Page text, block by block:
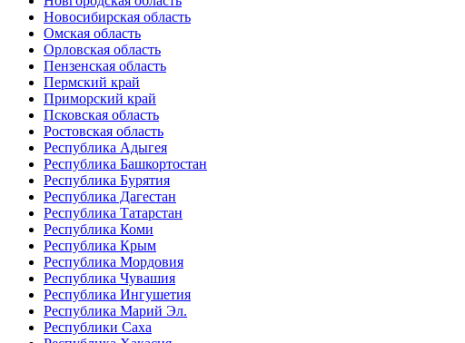
Новосибирская область
Омская область
Орловская область
Пензенская область
Пермский край
Приморский край
Псковская область
Ростовская область
Республика Адыгея
Республика Башкортостан
Республика Бурятия
Республика Дагестан
Республика Татарстан
Республика Коми
Республика Крым
Республика Мордовия
Республика Чувашия
Республика Ингушетия
Республика Марий Эл.
Республики Саха